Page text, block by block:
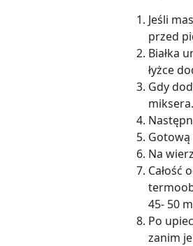
Jeśli
przed
Białka
łyżce
Gdy
miksera.
Na
Całość
45- 50
Po
zanim